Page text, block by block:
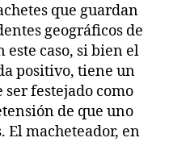
que guardan
geográficos de
este caso, si bien el
positivo, tiene un
festejado como
de que uno
El macheteador, en